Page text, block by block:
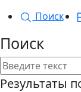
Поиск
Поиск
Результаты